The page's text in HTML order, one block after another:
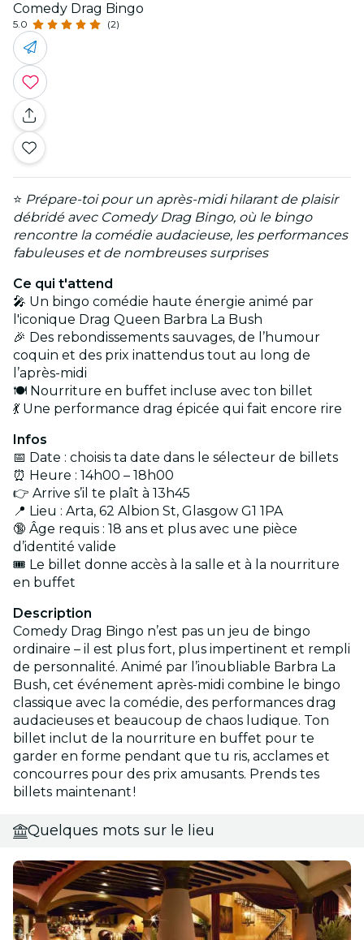
Comedy Drag Bingo
5.0 (2)
⭐ Prépare-toi pour un après-midi hilarant de plaisir
débridé avec Comedy Drag Bingo, où le bingo
rencontre la comédie audacieuse, les performances
fabuleuses et de nombreuses surprises
Ce qui t'attend
🎤 Un bingo comédie haute énergie animé par
l'iconique Drag Queen Barbra La Bush
🎉 Des rebondissements sauvages, de l’humour
coquin et des prix inattendus tout au long de
l’après-midi
🍽️ Nourriture en buffet incluse avec ton billet
💃 Une performance drag épicée qui fait encore rire
Infos
📅 Date : choisis ta date dans le sélecteur de billets
⏰ Heure : 14h00 – 18h00
👉 Arrive s’il te plaît à 13h45
📍 Lieu : Arta, 62 Albion St, Glasgow G1 1PA
🔞 Âge requis : 18 ans et plus avec une pièce
d’identité valide
🎟️ Le billet donne accès à la salle et à la nourriture
en buffet
Description
Comedy Drag Bingo n’est pas un jeu de bingo
ordinaire – il est plus fort, plus impertinent et rempli
de personnalité. Animé par l’inoubliable Barbra La
Bush, cet événement après-midi combine le bingo
classique avec la comédie, des performances drag
audacieuses et beaucoup de chaos ludique. Ton
billet inclut de la nourriture en buffet pour te
garder en forme pendant que tu ris, acclames et
concourres pour des prix amusants. Prends tes
billets maintenant !
Quelques mots sur le lieu